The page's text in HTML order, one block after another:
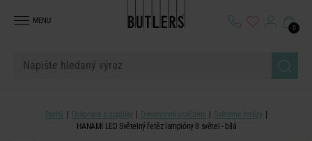
MENU
0
Domů Dekorace a doplňky Dekorativní osvětlení
Světelné řetězy
HANAMI LED Světelný řetěz lampióny 8 světel - bílá